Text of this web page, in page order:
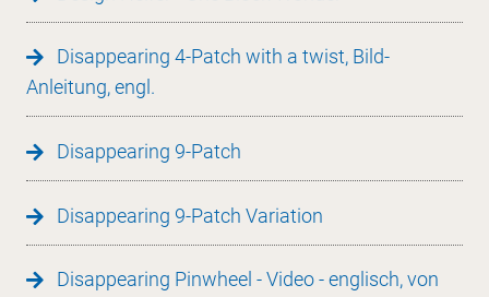
Disappearing 4-Patch with a twist, Bild-
Anleitung, engl.
Disappearing 9-Patch
Disappearing 9-Patch Variation
Disappearing Pinwheel - Video - englisch, von